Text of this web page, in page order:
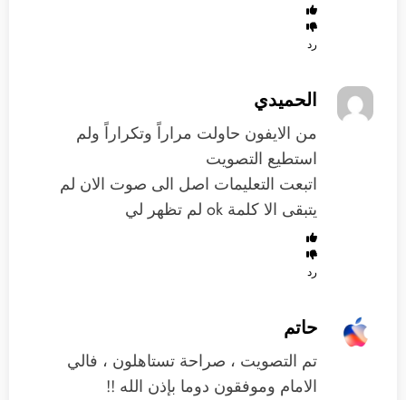
رد
الحميدي
من الايفون حاولت مراراً وتكراراً ولم
استطيع التصويت
اتبعت التعليمات اصل الى صوت الان لم
يتبقى الا كلمة ok لم تظهر لي
رد
حاتم
تم التصويت ، صراحة تستاهلون ، فالي
الامام وموفقون دوما بإذن الله !!